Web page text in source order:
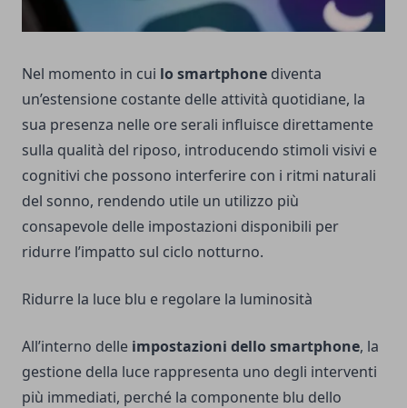
Nel momento in cui lo smartphone diventa
un’estensione costante delle attività quotidiane, la
sua presenza nelle ore serali influisce direttamente
sulla qualità del riposo, introducendo stimoli visivi e
cognitivi che possono interferire con i ritmi naturali
del sonno, rendendo utile un utilizzo più
consapevole delle impostazioni disponibili per
ridurre l’impatto sul ciclo notturno.
Ridurre la luce blu e regolare la luminosità
All’interno delle impostazioni dello smartphone, la
gestione della luce rappresenta uno degli interventi
più immediati, perché la componente blu dello